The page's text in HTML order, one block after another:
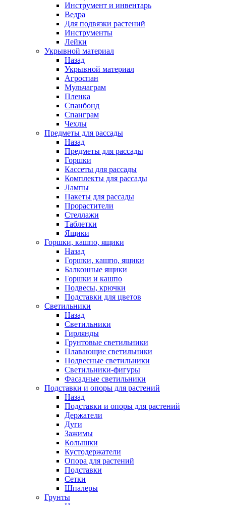
Инструмент и инвентарь
Ведра
Для подвязки растений
Инструменты
Лейки
Укрывной материал
Назад
Укрывной материал
Агроспан
Мульчаграм
Пленка
Спанбонд
Спанграм
Чехлы
Предметы для рассады
Назад
Предметы для рассады
Горшки
Кассеты для рассады
Комплекты для рассады
Лампы
Пакеты для рассады
Прорастители
Стеллажи
Таблетки
Ящики
Горшки, кашпо, ящики
Назад
Горшки, кашпо, ящики
Балконные ящики
Горшки и кашпо
Подвесы, крючки
Подставки для цветов
Светильники
Назад
Светильники
Гирлянды
Грунтовые светильники
Плавающие светильники
Подвесные светильники
Светильники-фигуры
Фасадные светильники
Подставки и опоры для растений
Назад
Подставки и опоры для растений
Держатели
Дуги
Зажимы
Колышки
Кустодержатели
Опора для растений
Подставки
Сетки
Шпалеры
Грунты